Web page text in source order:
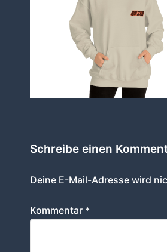
Schreibe einen
Deine E-Mail-Adresse wird
Kommentar *